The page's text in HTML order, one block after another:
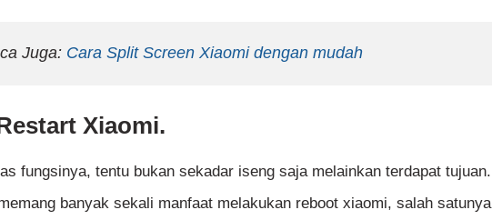
Juga: Cara Split Screen Xiaomi dengan mudah
Xiaomi.
fungsinya, tentu bukan sekadar iseng saja melainkan terdapat tujuan.
banyak sekali manfaat melakukan reboot xiaomi, salah satunya